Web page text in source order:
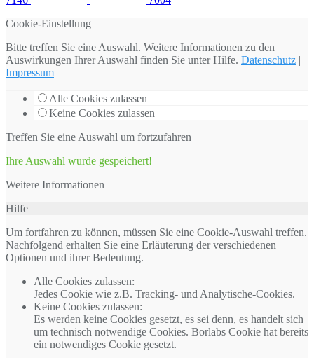
Cookie-Einstellung
Bitte treffen Sie eine Auswahl. Weitere Informationen zu den
Auswirkungen Ihrer Auswahl finden Sie unterHilfe. Datenschutz |
Impressum
Alle Cookies zulassen
Keine Cookies zulassen
Treffen Sie eine Auswahl um fortzufahren
Ihre Auswahl wurde gespeichert!
Weitere Informationen
Hilfe
Um fortfahren zu können, müssen Sie eine Cookie-Auswahl treffen.
Nachfolgend erhalten Sie eine Erläuterung der verschiedenen
Optionen und ihrer Bedeutung.
Alle Cookies zulassen:
Jedes Cookie wie z.B. Tracking- und Analytische-Cookies.
Keine Cookies zulassen:
Es werden keine Cookies gesetzt, es sei denn, es handelt sich
um technisch notwendige Cookies. Borlabs Cookie hat bereits
ein notwendiges Cookie gesetzt.